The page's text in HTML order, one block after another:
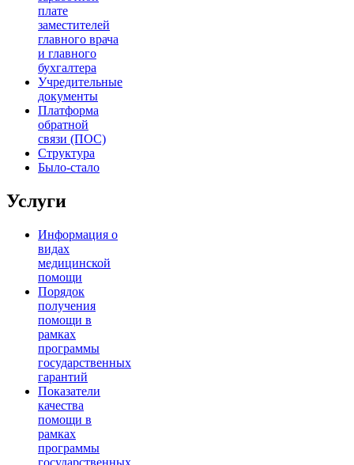
плате
заместителей
главного врача
и главного
бухгалтера
Учредительные
документы
Платформа
обратной
связи (ПОС)
Структура
Было-стало
Услуги
Информация о
видах
медицинской
помощи
Порядок
получения
помощи в
рамках
программы
государственных
гарантий
Показатели
качества
помощи в
рамках
программы